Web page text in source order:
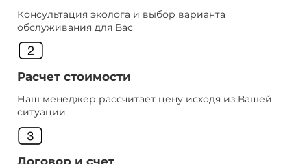
Консультация эколога и выбор варианта
обслуживания для Вас
Расчет стоимости
Наш менеджер рассчитает цену исходя из Вашей
ситуации